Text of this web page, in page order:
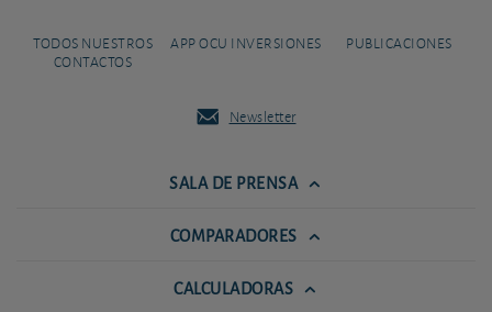
TODOS NUESTROS
CONTACTOS
APP OCU INVERSIONES PUBLICACIONES
Newsletter
SALA DE PRENSA
COMPARADORES
CALCULADORAS